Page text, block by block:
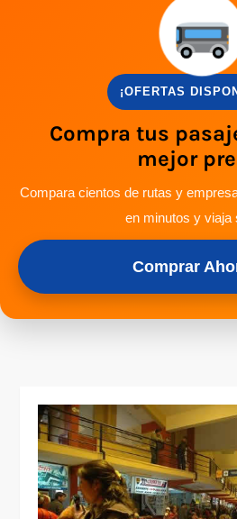
¡OFERTAS
Compra tus
mejor
Compara cientos de rutas y
en minutos y viaja
Comprar